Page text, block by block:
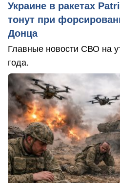
Украине в ракетах
тонут при
Донца
Главные новости СВО на
года.